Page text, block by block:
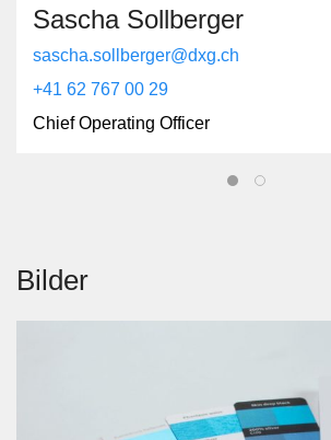
Sascha Sollberger
sascha.sollberger@dxg.ch
+41 62 767 00 29
Chief Operating Officer
Bilder